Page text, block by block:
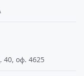
40, оф. 4625